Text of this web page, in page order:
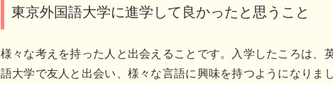
東京外国語大学に進学して良かったと思うこと
様々な考えを持った人と出会えることです。入学したころは
語大学で友人と出会い、様々な言語に興味を持つようになり